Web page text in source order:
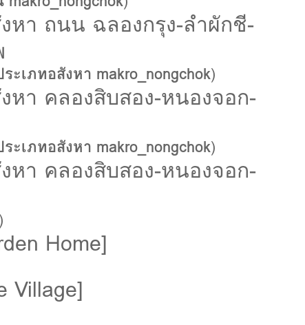
หา ถนน ฉลองกรุง-ลำผักชี-
ะเภทอสังหา makro_nongchok)
หา คลองสิบสอง-หนองจอก-
ะเภทอสังหา makro_nongchok)
หา คลองสิบสอง-หนองจอก-
)
Home]
Village]